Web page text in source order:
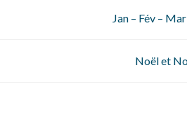
Jan – Fév –
Noël et